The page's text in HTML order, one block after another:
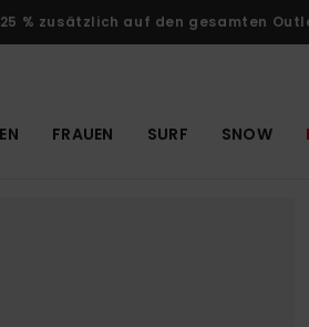
% zusätzlich auf den gesamten
FRAUEN SURF SNOW